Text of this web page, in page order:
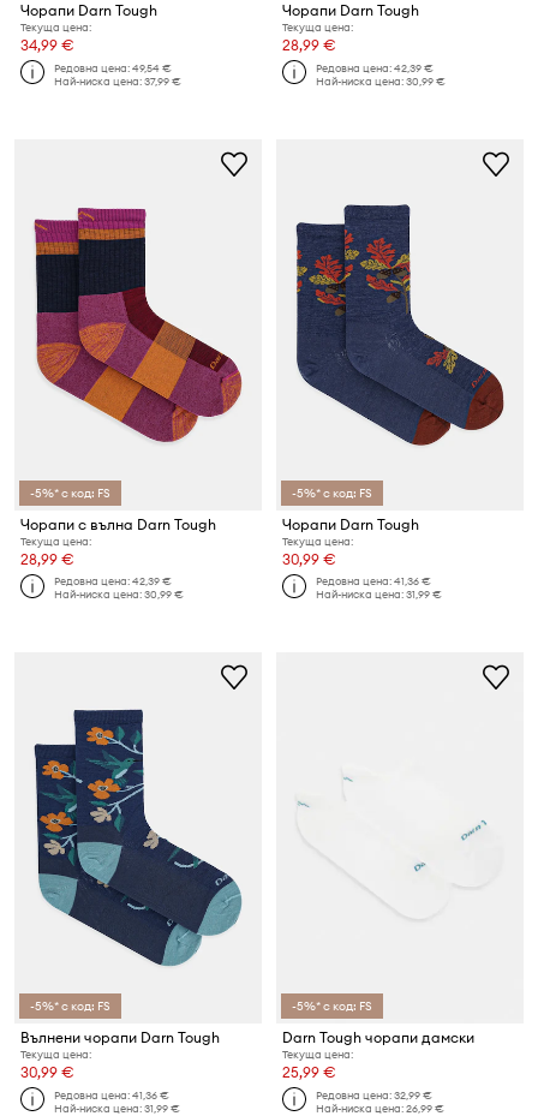
Чорапи Darn Tough
Текуща цена:
34,99 €
Редовна цена:49,54 €
Най-ниска цена:37,99 €
Чорапи Darn Tough
Текуща цена:
28,99 €
Редовна цена:42,39 €
Най-ниска цена:30,99 €
-5%* с код: FS
Чорапи с вълна Darn Tough
Текуща цена:
28,99 €
Редовна цена:42,39 €
Най-ниска цена:30,99 €
-5%* с код: FS
Чорапи Darn Tough
Текуща цена:
30,99 €
Редовна цена:41,36 €
Най-ниска цена:31,99 €
-5%* с код: FS
Вълнени чорапи Darn Tough
Текуща цена:
30,99 €
Редовна цена:41,36 €
Най-ниска цена:31,99 €
-5%* с код: FS
Darn Tough чорапи дамски
Текуща цена:
25,99 €
Редовна цена:32,99 €
Най-ниска цена:26,99 €